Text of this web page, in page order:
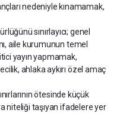
nedeniyle kınamamak,
sınırlayıcı; genel
aile kurumunun temel
yayın yapmamak,
ahlaka aykırı özel amaç
ötesinde küçük
niteliği taşıyan ifadelere yer